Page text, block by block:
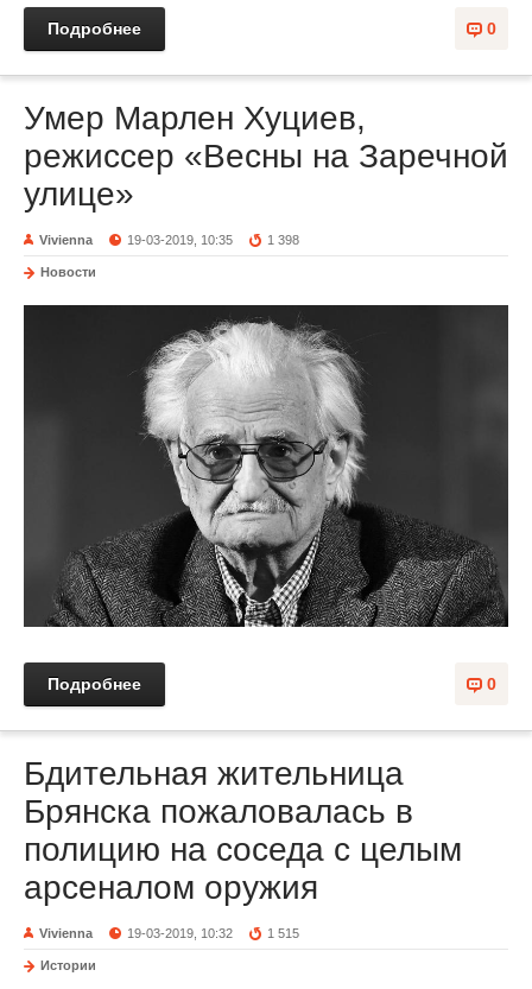
0
Подробнее
Умер Марлен Хуциев,
режиссер «Весны на Заречной
улице»
Vivienna 19-03-2019, 10:35 1 398
Новости
0
Подробнее
Бдительная жительница
Брянска пожаловалась в
полицию на соседа с целым
арсеналом оружия
Vivienna 19-03-2019, 10:32 1 515
Истории